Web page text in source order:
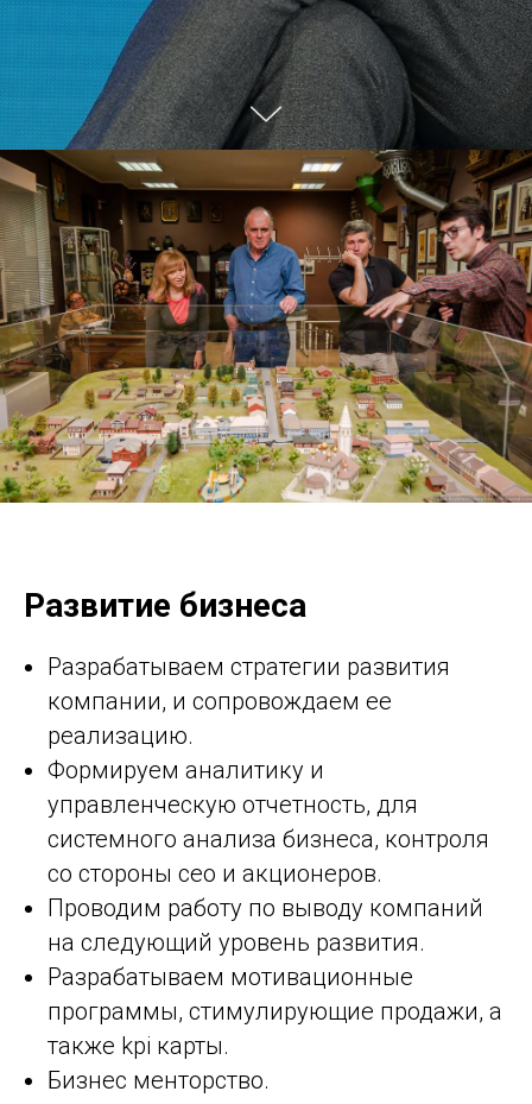
Развитие бизнеса
Разрабатываем стратегии развития
компании, и сопровождаем ее
реализацию.
Формируем аналитику и
управленческую отчетность, для
системного анализа бизнеса, контроля
со стороны сео и акционеров.
Проводим работу по выводу компаний
на следующий уровень развития.
Разрабатываем мотивационные
программы, стимулирующие продажи, а
также kpi карты.
Бизнес менторство.